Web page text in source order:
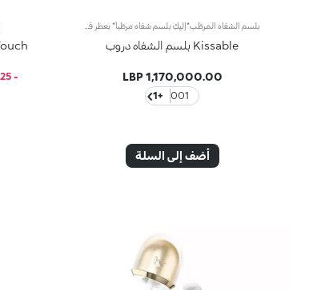
بلسم الشفاه المرطّب*إليكِ بلسم شفاه مرطّباً* بعطر فاكهي لطيفمفعول المنتج:يدلّل الشفاه ويحافظ على ترطيبها لساعات طويلة.مزايا المنتج:- يتمتّع بقوام كريمي معزز بعطرٍ لطيف، كما يزخر بزبدة الشيا وزيت الجوجوبا وزيت اللوز، فينساب بسلاسة على الشفاه ويمنحها راحة فورية؛- يتمتّع بتأثير* مرطّب مثبت: يزيد الترطيب بنسبة 27% في غضون 30 دقيقة من تطبيقه، و17% بعد 8 ساعات، و17% بعد 28 يوماً من الاستخدام؛- يحافظ على نعومة الشفاه من الصباح حتّى المساء، ويمكن إعادة تطبيقه عدّة مرات خلال اليوم، كما يحلو حمله معك أثناء التنقّل؛- يمتاز بتصميم فريد على شكل قطرة، فيتكيّف بسلاسة مع الشفاه لتطبيق سهل وممتع ومتجانس.
Kissable بلسم الشفاه دروب
1,170,000.00 LBP
001
+1
أضف إلى السلة
- 25 %